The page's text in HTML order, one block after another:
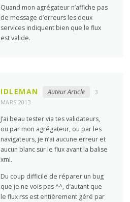
Quand mon agrégateur n’affiche pas
de message d’erreurs les deux
services indiquent bien que le flux
est valide.
IDLEMAN Auteur Article
3
MARS 2013
J’ai beau tester via tes validateurs,
ou par mon agrégateur, ou par les
navigateurs, je n’ai aucune erreur et
aucun blanc sur le flux avant la balise
xml.
Du coup difficile de réparer un bug
que je ne vois pas ^^, d’autant que
le flux rss est entièrement géré par